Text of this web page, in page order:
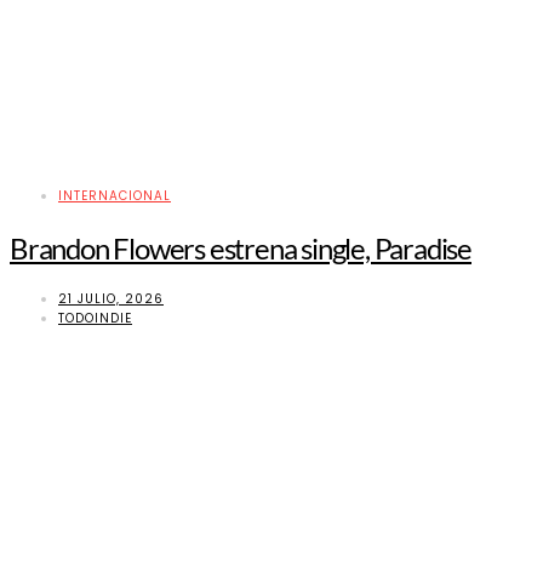
INTERNACIONAL
Brandon Flowers estrena single, Paradise
21 JULIO, 2026
TODOINDIE